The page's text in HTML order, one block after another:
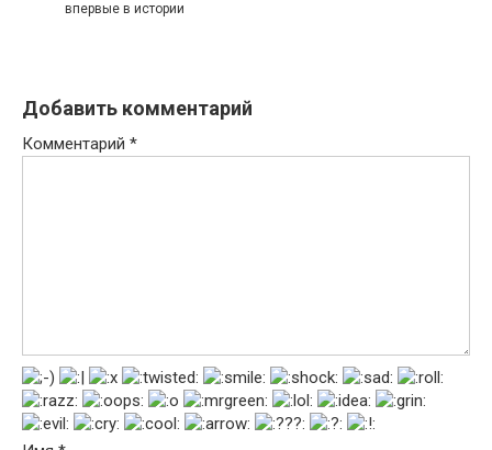
впервые в истории
Добавить комментарий
Комментарий *